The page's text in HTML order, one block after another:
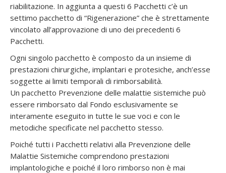
riabilitazione. In aggiunta a questi 6 Pacchetti c’è un
settimo pacchetto di “Rigenerazione” che è strettamente
vincolato all’approvazione di uno dei precedenti 6
Pacchetti.
Ogni singolo pacchetto è composto da un insieme di
prestazioni chirurgiche, implantari e protesiche, anch’esse
soggette ai limiti temporali di rimborsabilità.
Un pacchetto Prevenzione delle malattie sistemiche può
essere rimborsato dal Fondo esclusivamente se
interamente eseguito in tutte le sue voci e con le
metodiche specificate nel pacchetto stesso.
Poiché tutti i Pacchetti relativi alla Prevenzione delle
Malattie Sistemiche comprendono prestazioni
implantologiche e poiché il loro rimborso non è mai